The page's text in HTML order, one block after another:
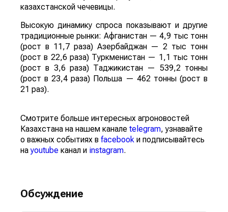
казахстанской чечевицы.
Высокую динамику спроса показывают и другие
традиционные рынки: Афганистан — 4,9 тыс тонн
(рост в 11,7 раза) Азербайджан — 2 тыс тонн
(рост в 22,6 раза) Туркменистан — 1,1 тыс тонн
(рост в 3,6 раза) Таджикистан — 539,2 тонны
(рост в 23,4 раза) Польша — 462 тонны (рост в
21 раз).
Смотрите больше интересных агроновостей
Казахстана на нашем канале telegram, узнавайте
о важных событиях в facebook и подписывайтесь
наyoutube канал и instagram.
Обсуждение